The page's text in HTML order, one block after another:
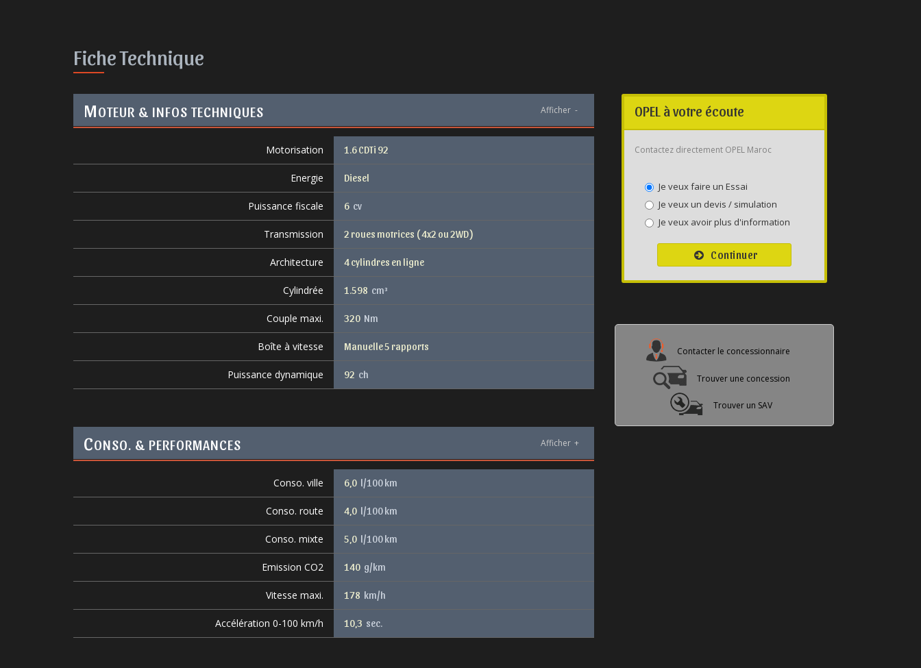
Fiche Technique
MOTEUR & INFOS TECHNIQUES Afficher -
Motorisation 1.6 CDTi 92
Energie Diesel
Puissance fiscale 6 cv
Transmission 2 roues motrices ( 4x2 ou 2WD )
Architecture 4 cylindres en ligne
Cylindrée 1.598 cm³
Couple maxi. 320 Nm
Boîte à vitesse Manuelle 5 rapports
Puissance dynamique 92 ch
CONSO. & PERFORMANCES Afficher +
Conso. ville 6,0 l/100 km
Conso. route 4,0 l/100 km
Conso. mixte 5,0 l/100 km
Emission CO2 140 g/km
Vitesse maxi. 178 km/h
Accélération 0-100 km/h 10,3 sec.
OPEL à votre écoute
Contactez directement OPEL Maroc
Je veux faire un Essai
Je veux un devis / simulation
Je veux avoir plus d'information
Continuer
Contacter le concessionnaire
Trouver une concession
Trouver un SAV